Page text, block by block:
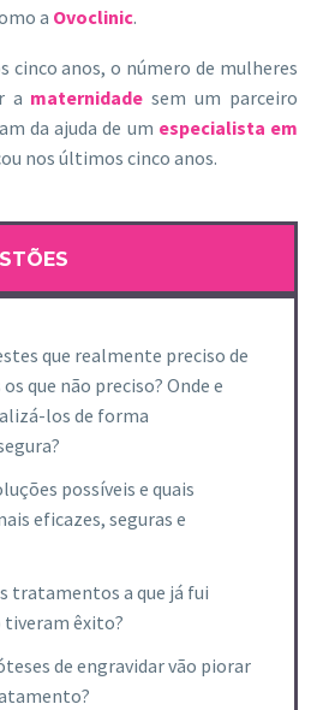
a Ovoclinic.
cinco anos, o número de mulheres
a maternidade sem um parceiro
da ajuda de um especialista em
nos últimos cinco anos.
que realmente preciso de
que não preciso? Onde e
los de forma
possíveis e quais
eficazes, seguras e
tratamentos a que já fui
êxito?
de engravidar vão piorar